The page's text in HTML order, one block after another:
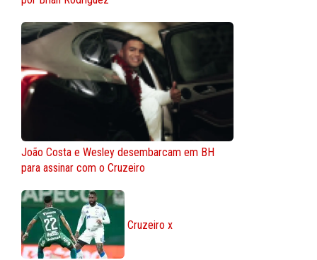
João Costa e Wesley desembarcam em BH
para assinar com o Cruzeiro
Cruzeiro x